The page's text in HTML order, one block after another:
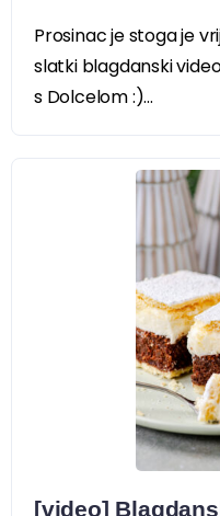
Prosinac je stoga je
slatki blagdanski
s Dolcelom :)...
[video]